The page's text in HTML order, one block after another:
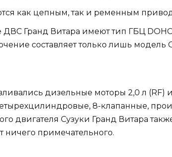
как цепным, так и ременным
ДВС Гранд Витара имеют тип ГБЦ
составляет только лишь модель
дизельные моторы 2,0 л (RF)
8-клапанные,
двигателя Сузуки Гранд Витара
ничего примечательного.